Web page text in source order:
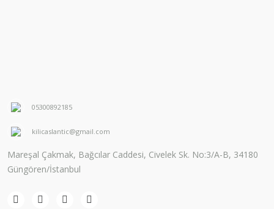
05300892185
kilicaslantic@gmail.com
Mareşal Çakmak, Bağcılar Caddesi, Civelek Sk. No:3/A-B, 34180
Güngören/İstanbul